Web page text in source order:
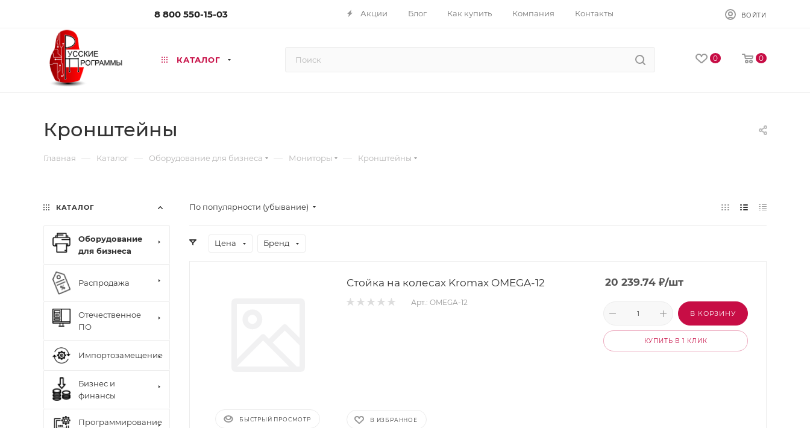
8 800 550-15-03 Акции Блог Как купить Компания Контакты ВОЙТИ
КАТАЛОГ 0 0
Кронштейны
Главная — Каталог — Оборудование для бизнеса — Мониторы — Кронштейны
По популярности (убывание)
Цена Бренд
БЫСТРЫЙ ПРОСМОТР
Стойка на колесах Kromax OMEGA-12
Арт.: OMEGA-12
В ИЗБРАННОЕ
20 239.74 ₽/шт
В КОРЗИНУ
КУПИТЬ В 1 КЛИК
КАТАЛОГ
Оборудование
для бизнеса
Распродажа
Отечественное
ПО
Импортозамещение
Бизнес и
финансы
Программирование